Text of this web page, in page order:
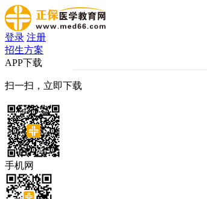
登录 注册
招生方案
APP下载
扫一扫，立即下载
手机网